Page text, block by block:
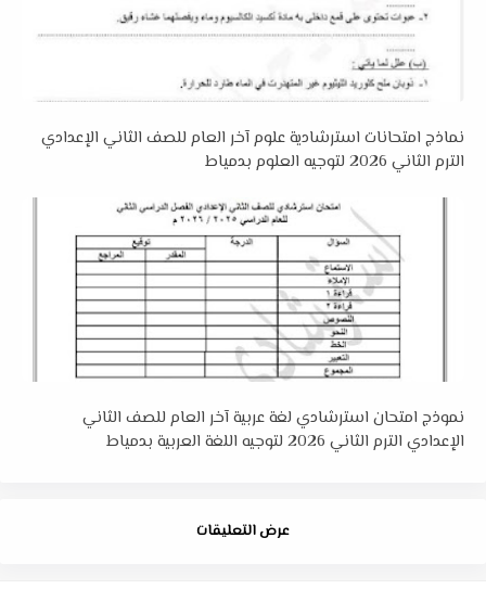
نماذج امتحانات استرشادية علوم آخر العام للصف الثاني الإعدادي
الترم الثاني 2026 لتوجيه العلوم بدمياط
نموذج امتحان استرشادي لغة عربية آخر العام للصف الثاني
الإعدادي الترم الثاني 2026 لتوجيه اللغة العربية بدمياط
عرض التعليقات